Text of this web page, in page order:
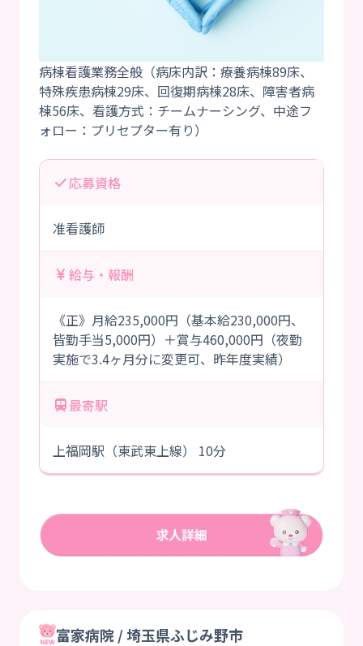
病棟看護業務全般（病床内訳：療養病棟89床、
特殊疾患病棟29床、回復期病棟28床、障害者病
棟56床、看護方式：チームナーシング、中途フ
応募資格
准看護師
給与・報酬
《正》月給235,000円（基本給230,000円、
皆勤手当5,000円）＋賞与460,000円（夜勤
実施で3.4ヶ月分に変更可、昨年度実績）
最寄駅
上福岡駅（東武東上線） 10分
富家病院 / 埼玉県ふじみ野市